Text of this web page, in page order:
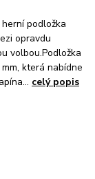
podložka
opravdu
volbou.Podložka
která nabídne
celý popis